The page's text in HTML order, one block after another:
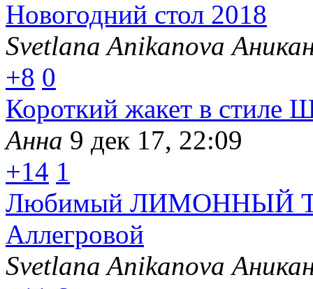
Новогодний стол 2018
Svetlana Anikanova
+8 0
Короткий жакет в стиле
Анна 9 дек 17, 22:09
+14 1
Любимый ЛИМОННЫЙ
Аллегровой
Svetlana Anikanova